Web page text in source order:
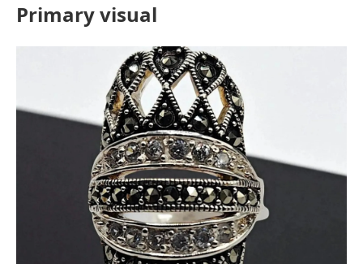
Primary visual